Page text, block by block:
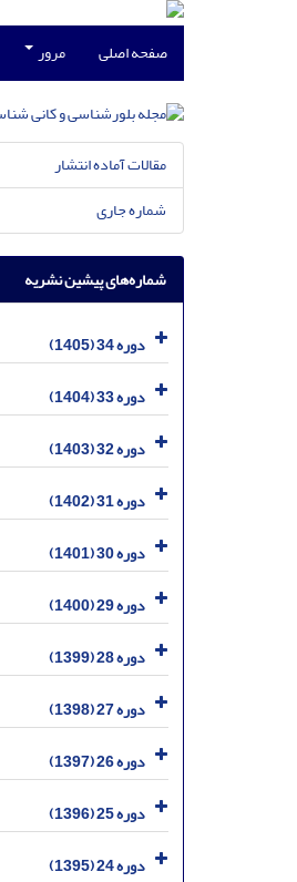
صفحه اصلی مرور
مقالات آماده انتشار
شماره جاری
شماره‌های پیشین نشریه
دوره 34 (1405)
دوره 33 (1404)
دوره 32 (1403)
دوره 31 (1402)
دوره 30 (1401)
دوره 29 (1400)
دوره 28 (1399)
دوره 27 (1398)
دوره 26 (1397)
دوره 25 (1396)
دوره 24 (1395)